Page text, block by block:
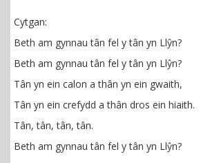
Cytgan:
Beth am gynnau tân fel y tân yn Llŷn?
Beth am gynnau tân fel y tân yn Llŷn?
Tân yn ein calon a thân yn ein gwaith,
Tân yn ein crefydd a thân dros ein hiaith.
Tân, tân, tân, tân.
Beth am gynnau tân fel y tân yn Llŷn?